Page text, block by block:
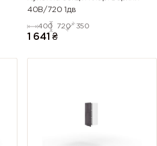
40В/720 1дв
400 720 350
1 641 ₴